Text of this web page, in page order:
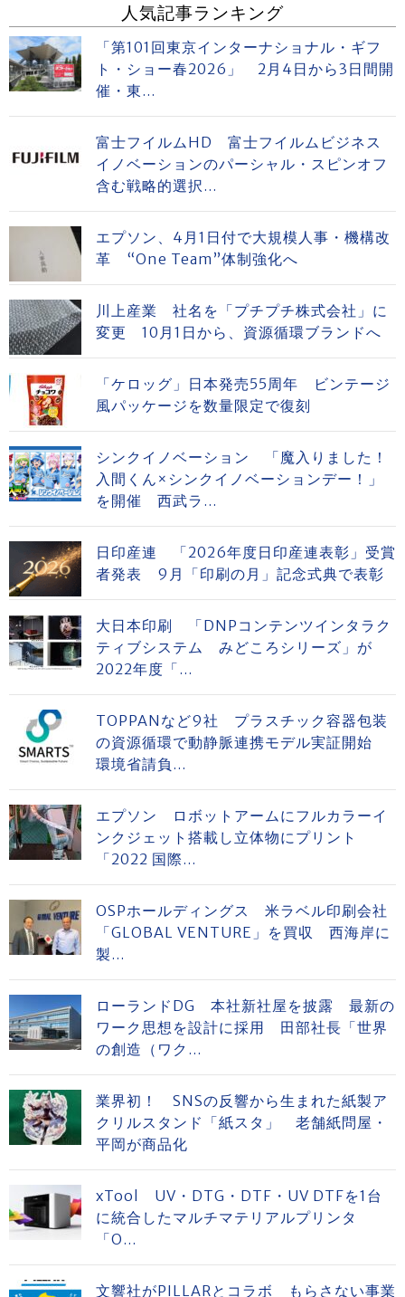
人気記事ランキング
「第101回東京インターナショナル・ギフ
ト・ショー春2026」 2月4日から3日間開
催・東...
富士フイルムHD 富士フイルムビジネス
イノベーションのパーシャル・スピンオフ
含む戦略的選択...
エプソン、4月1日付で大規模人事・機構改
革 “One Team”体制強化へ
川上産業 社名を「プチプチ株式会社」に
変更 10月1日から、資源循環ブランドへ
「ケロッグ」日本発売55周年 ビンテージ
風パッケージを数量限定で復刻
シンクイノベーション 「魔入りました！
入間くん×シンクイノベーションデー！」
を開催 西武ラ...
日印産連 「2026年度日印産連表彰」受賞
者発表 9月「印刷の月」記念式典で表彰
大日本印刷 「DNPコンテンツインタラク
ティブシステム みどころシリーズ」が
2022年度「...
TOPPANなど9社 プラスチック容器包装
の資源循環で動静脈連携モデル実証開始
環境省請負...
エプソン ロボットアームにフルカラーイ
ンクジェット搭載し立体物にプリント
「2022 国際...
OSPホールディングス 米ラベル印刷会社
「GLOBAL VENTURE」を買収 西海岸に
製...
ローランドDG 本社新社屋を披露 最新の
ワーク思想を設計に採用 田部社長「世界
の創造（ワク...
業界初！ SNSの反響から生まれた紙製ア
クリルスタンド「紙スタ」 老舗紙問屋・
平岡が商品化
xTool UV・DTG・DTF・UV DTFを1台
に統合したマルチマテリアルプリンタ
「O...
文響社がPILLARとコラボ もらさない事業